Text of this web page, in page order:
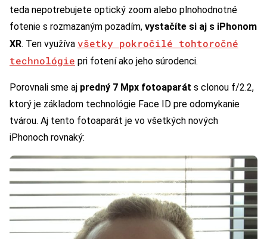
teda nepotrebujete optický zoom alebo plnohodnotné
fotenie s rozmazaným pozadím, vystačíte si aj s iPhonom
XR. Ten využíva všetky pokročilé tohtoročné
technológie pri fotení ako jeho súrodenci.
Porovnali sme aj predný 7 Mpx fotoaparát s clonou f/2.2,
ktorý je základom technológie Face ID pre odomykanie
tvárou. Aj tento fotoaparát je vo všetkých nových
iPhonoch rovnaký: